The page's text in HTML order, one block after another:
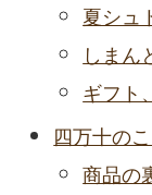
夏シュ
しまん
ギフト
四万十の
商品の